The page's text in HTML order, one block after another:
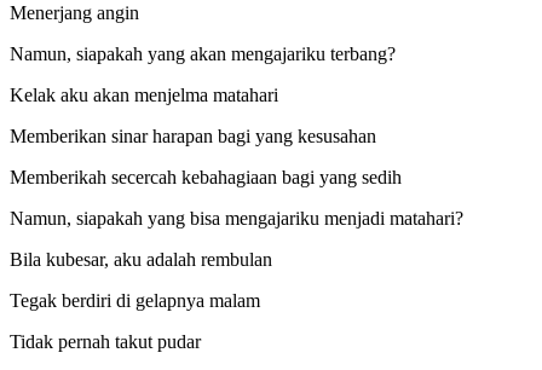
Menerjang angin
Namun, siapakah yang akan mengajariku terbang?
Kelak aku akan menjelma matahari
Memberikan sinar harapan bagi yang kesusahan
Memberikah secercah kebahagiaan bagi yang sedih
Namun, siapakah yang bisa mengajariku menjadi matahari?
Bila kubesar, aku adalah rembulan
Tegak berdiri di gelapnya malam
Tidak pernah takut pudar